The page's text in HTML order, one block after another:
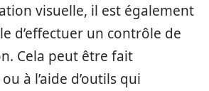
visuelle, il est également
d’effectuer un contrôle de
Cela peut être fait
à l’aide d’outils qui